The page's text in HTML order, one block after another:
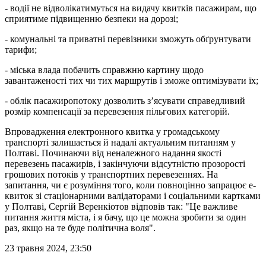
- водії не відволікатимуться на видачу квитків пасажирам, що
сприятиме підвищенню безпеки на дорозі;
- комунальні та приватні перевізники зможуть обґрунтувати
тарифи;
- міська влада побачить справжню картину щодо
завантаженості тих чи тих маршрутів і зможе оптимізувати їх;
- облік пасажиропотоку дозволить з’ясувати справедливий
розмір компенсації за перевезення пільгових категорій.
Впровадження електронного квитка у громадському
транспорті залишається й надалі актуальним питанням у
Полтаві. Починаючи від неналежного надання якості
перевезень пасажирів, і закінчуючи відсутністю прозорості
грошових потоків у транспортних перевезеннях. На
запитання, чи є розуміння того, коли повноцінно запрацює е-
квиток зі стаціонарними валідаторами і соціальними картками
у Полтаві, Сергій Веренкіотов відповів так: "Це важливе
питання життя міста, і я бачу, що це можна зробити за один
раз, якщо на те буде політична воля".
23 травня 2024, 23:50